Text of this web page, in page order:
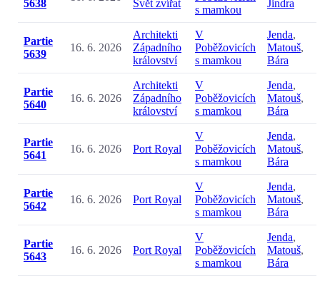
5638
Svět zvířat
s mamkou
Jindra
Partie
5639
16. 6. 2026
Architekti
Západního
království
V
Poběžovicích
s mamkou
Jenda,
Matouš,
Bára
Partie
5640
16. 6. 2026
Architekti
Západního
království
V
Poběžovicích
s mamkou
Jenda,
Matouš,
Bára
Partie
5641
16. 6. 2026 Port Royal
V
Poběžovicích
s mamkou
Jenda,
Matouš,
Bára
Partie
5642
16. 6. 2026 Port Royal
V
Poběžovicích
s mamkou
Jenda,
Matouš,
Bára
Partie
5643
16. 6. 2026 Port Royal
V
Poběžovicích
s mamkou
Jenda,
Matouš,
Bára